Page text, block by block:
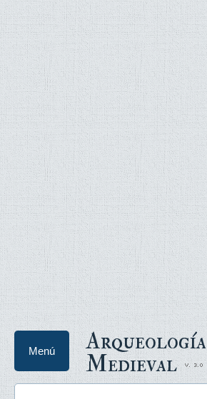
Arqueología
Medieval
Menú